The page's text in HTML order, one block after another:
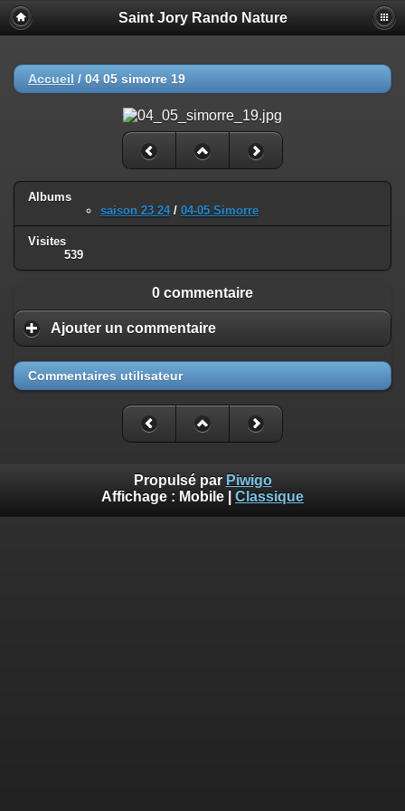
Saint Jory Rando Nature
Accueil / 04 05 simorre 19
Albums
saison 23 24/ 04-05 Simorre
Visites
539
0 commentaire
Ajouter un commentaire
Commentaires utilisateur
Propulsé par Piwigo
Affichage : Mobile Classique